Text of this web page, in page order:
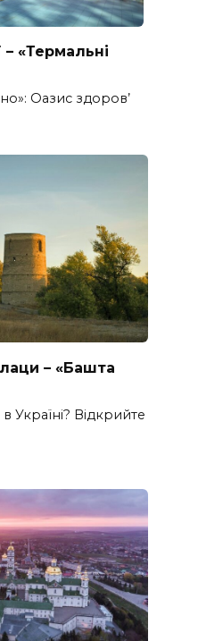
– «Термальні
Оазис здоров’
– «Башта
Україні? Відкрийте